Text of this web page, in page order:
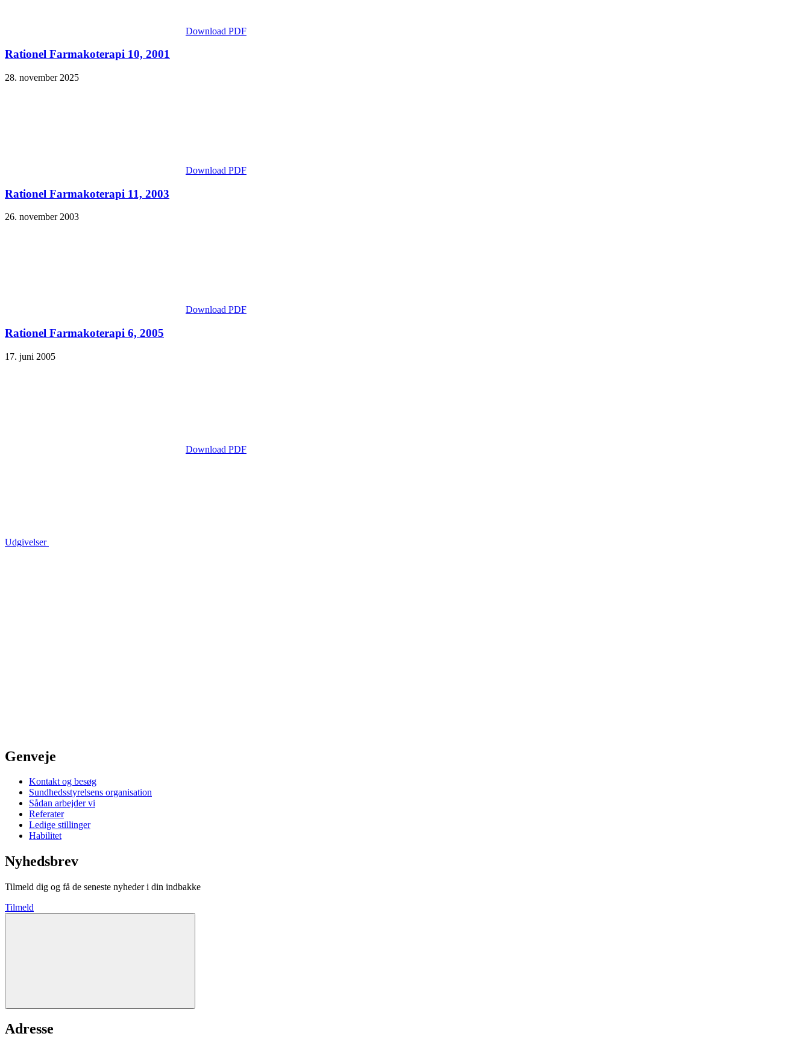
Download PDF
Rationel Farmakoterapi 10, 2001
28. november 2025
Download PDF
Rationel Farmakoterapi 11, 2003
26. november 2003
Download PDF
Rationel Farmakoterapi 6, 2005
17. juni 2005
Download PDF
Udgivelser
Genveje
Kontakt og besøg
Sundhedsstyrelsens organisation
Sådan arbejder vi
Referater
Ledige stillinger
Habilitet
Nyhedsbrev
Tilmeld dig og få de seneste nyheder i din indbakke
Tilmeld
Adresse